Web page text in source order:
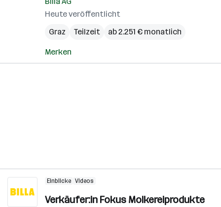
Heute veröffentlicht
Graz
Teilzeit ab 2.251 € monatlich
Merken
Einblicke Videos
Verkäufer:in Fokus Molkereiprodukte